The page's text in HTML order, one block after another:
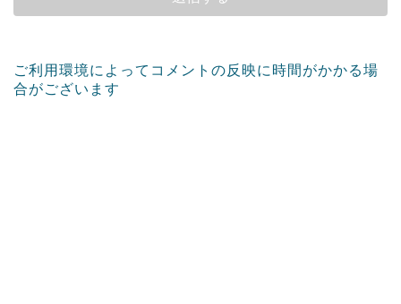
ご利用環境によってコメントの反映に時間がかかる場
合がございます